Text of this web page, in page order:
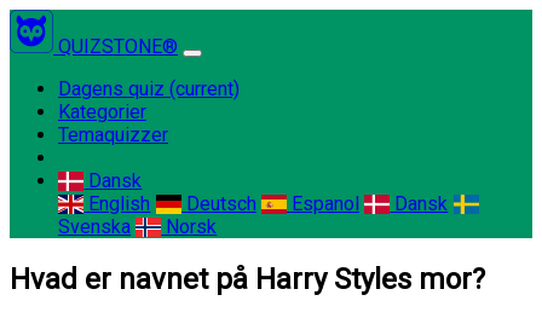
QUIZSTONE®
Dagens quiz (current)
Kategorier
Temaquizzer
Dansk
English
Deutsch Espanol
Dansk
Svenska
Norsk
Hvad er navnet på Harry Styles mor?